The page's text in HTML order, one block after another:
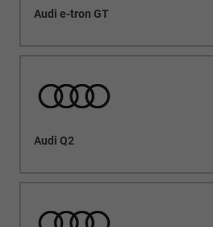
Audi e-tron GT
Audi Q2